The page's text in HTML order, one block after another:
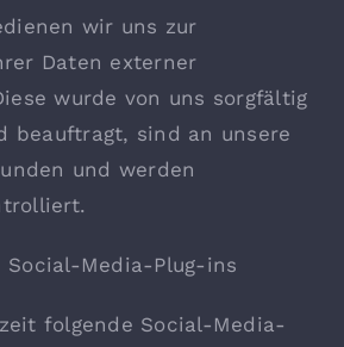
wir uns zur
Daten externer
wurde von uns sorgfältig
beauftragt, sind an unsere
und werden
Social-Media-Plug-ins
folgende Social-Media-